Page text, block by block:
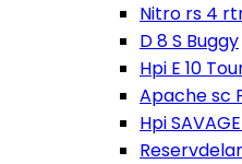
Nitro rs 4
D 8 S Buggy
Hpi E 10
Apache sc
Hpi